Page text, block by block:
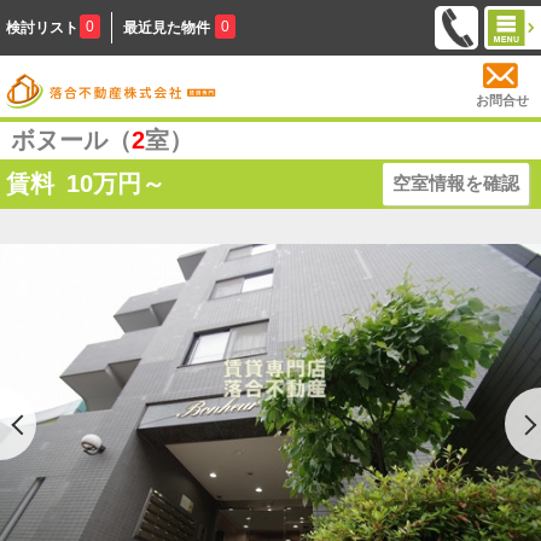
検討リスト 0 最近見た物件 0
お問合せ
ボヌール（2室）
賃料 10万円～ 空室情報を確認